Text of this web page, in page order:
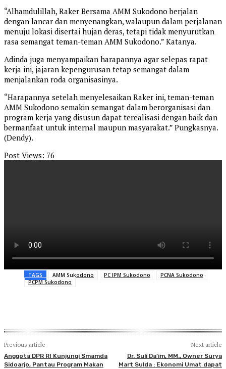
“Alhamdulillah, Raker Bersama AMM Sukodono berjalan
dengan lancar dan menyenangkan, walaupun dalam perjalanan
menuju lokasi disertai hujan deras, tetapi tidak menyurutkan
rasa semangat teman-teman AMM Sukodono.” Katanya.
Adinda juga menyampaikan harapannya agar selepas rapat
kerja ini, jajaran kepengurusan tetap semangat dalam
menjalankan roda organisasinya.
“Harapannya setelah menyelesaikan Raker ini, teman-teman
AMM Sukodono semakin semangat dalam berorganisasi dan
program kerja yang disusun dapat terealisasi dengan baik dan
bermanfaat untuk internal maupun masyarakat.” Pungkasnya.
(Dendy).
Post Views: 76
TAGS AMM Sukodono PC IPM Sukodono
PCNA Sukodono
PCPM Sukodono
Previous article
Anggota DPR RI Kunjungi Smamda
Sidoarjo, Pantau Program Makan
Next article
Dr. Suli Da’im, MM., Owner Surya
Mart Sulda : Ekonomi Umat dapat